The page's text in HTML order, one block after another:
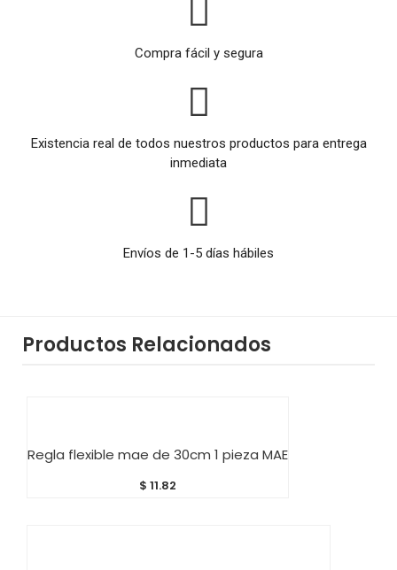
Compra fácil y segura
Existencia real de todos nuestros productos para entrega
inmediata
Envíos de 1-5 días hábiles
Productos Relacionados
Regla flexible mae de 30cm 1 pieza MAE
$ 11.82